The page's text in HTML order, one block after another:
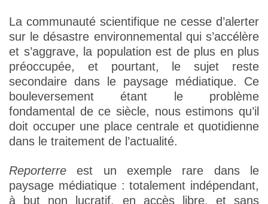
La communauté scientifique ne cesse d’alerter
sur le désastre environnemental qui s’accélère
et s’aggrave, la population est de plus en plus
préoccupée, et pourtant, le sujet reste
secondaire dans le paysage médiatique. Ce
bouleversement étant le problème
fondamental de ce siècle, nous estimons qu’il
doit occuper une place centrale et quotidienne
dans le traitement de l’actualité.
Reporterre est un exemple rare dans le
paysage médiatique : totalement indépendant,
à but non lucratif, en accès libre, et sans